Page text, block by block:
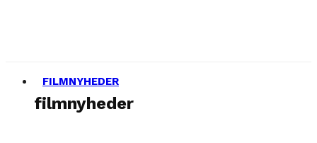
FILMNYHEDER
filmnyheder